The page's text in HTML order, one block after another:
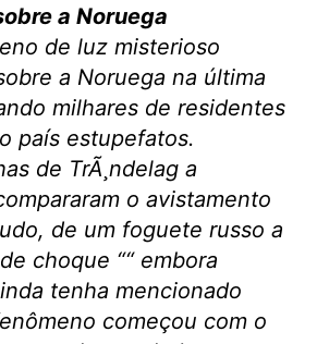
a Noruega
de luz misterioso
a Noruega na última
milhares de residentes
país estupefatos.
de TrÃ¸ndelag a
o avistamento
de um foguete russo a
choque ““ embora
tenha mencionado
começou com o